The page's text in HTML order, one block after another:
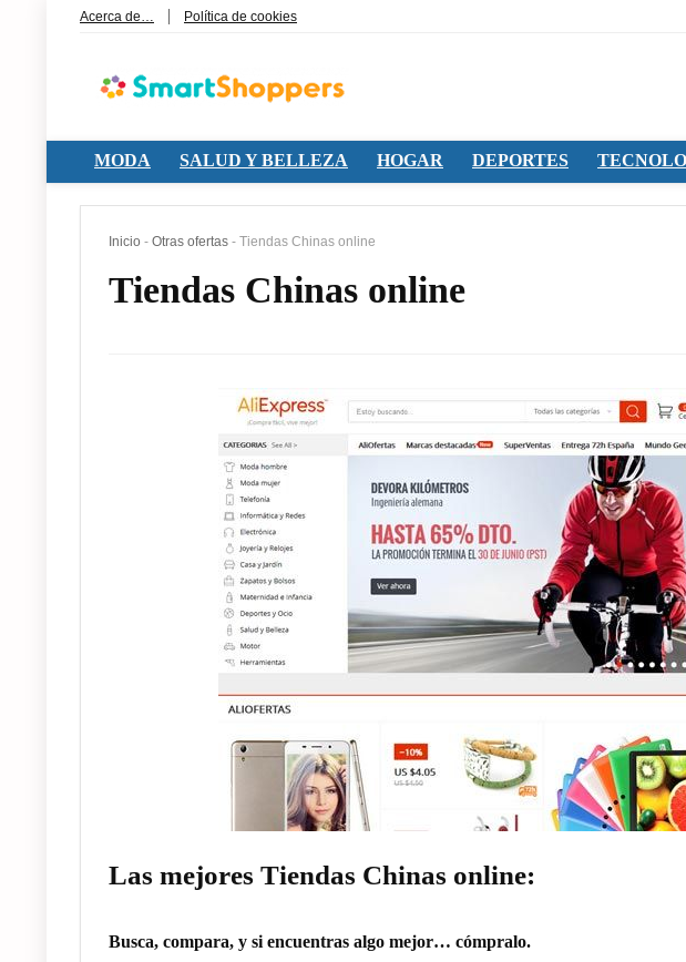
Acerca de… Política de cookies
MODA SALUD Y BELLEZA HOGAR DEPORTES
Inicio - Otras ofertas - Tiendas Chinas online
Tiendas Chinas online
Las mejores Tiendas Chinas online:
Busca, compara, y si encuentras algo mejor… cómpralo.